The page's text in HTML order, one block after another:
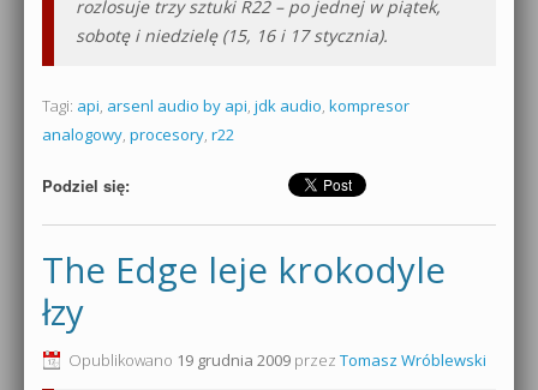
rozlosuje trzy sztuki R22 – po jednej w piątek,
sobotę i niedzielę (15, 16 i 17 stycznia).
Tagi: api, arsenl audio by api, jdk audio, kompresor
analogowy, procesory, r22
Podziel się:
The Edge leje krokodyle
łzy
Opublikowano 19 grudnia 2009 przez Tomasz Wróblewski